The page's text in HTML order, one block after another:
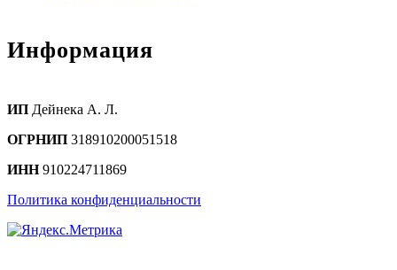
Информация
ИП Дейнека А. Л.
ОГРНИП 318910200051518
ИНН910224711869
Политика конфиденциальности